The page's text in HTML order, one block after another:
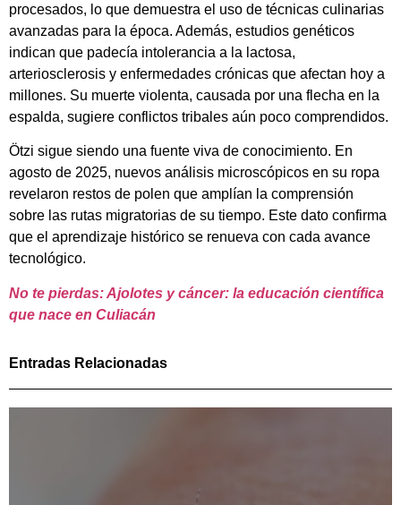
procesados, lo que demuestra el uso de técnicas culinarias
avanzadas para la época. Además, estudios genéticos
indican que padecía intolerancia a la lactosa,
arteriosclerosis y enfermedades crónicas que afectan hoy a
millones. Su muerte violenta, causada por una flecha en la
espalda, sugiere conflictos tribales aún poco comprendidos.
Ötzi sigue siendo una fuente viva de conocimiento. En
agosto de 2025, nuevos análisis microscópicos en su ropa
revelaron restos de polen que amplían la comprensión
sobre las rutas migratorias de su tiempo. Este dato confirma
que el aprendizaje histórico se renueva con cada avance
tecnológico.
No te pierdas: Ajolotes y cáncer: la educación científica
que nace en Culiacán
Entradas Relacionadas